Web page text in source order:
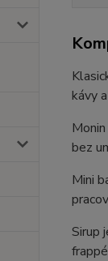
kávy
bez
Mini
Sirup